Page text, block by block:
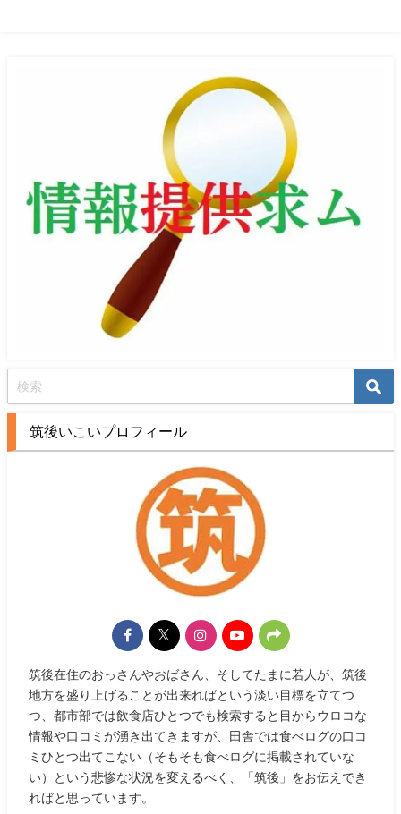
筑後いこいプロフィール
筑後在住のおっさんやおばさん、そしてたまに若人が、筑後
地方を盛り上げることが出来ればという淡い目標を立てつ
つ、都市部では飲食店ひとつでも検索すると目からウロコな
情報や口コミが湧き出てきますが、田舎では食べログの口コ
ミひとつ出てこない（そもそも食べログに掲載されていな
い）という悲惨な状況を変えるべく、「筑後」をお伝えでき
ればと思っています。